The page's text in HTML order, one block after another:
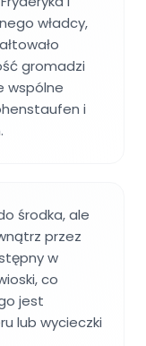
władcy,
gromadzi
wspólne
i
środka, ale
przez
w
co
jest
lub wycieczki